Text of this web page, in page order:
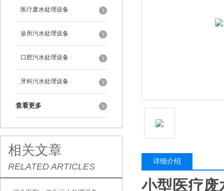
医疗废水处理设备
诊所污水处理设备
口腔污水处理设备
牙科污水处理设备
查看更多
相关文章
RELATED ARTICLES
详细介绍
小型医疗废